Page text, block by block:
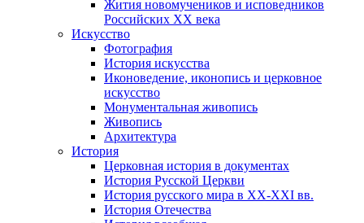
Жития новомучеников и исповедников
Российских ХХ века
Искусство
Фотография
История искусства
Иконоведение, иконопись и церковное
искусство
Монументальная живопись
Живопись
Архитектура
История
Церковная история в документах
История Русской Церкви
История русского мира в ХХ-ХХI вв.
История Отечества